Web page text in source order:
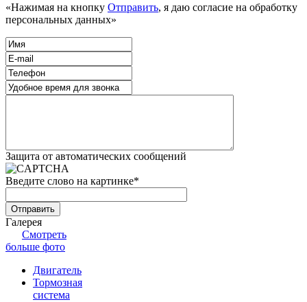
«Нажимая на кнопку Отправить, я даю согласие на обработку
персональных данных»
Защита от автоматических сообщений
Введите слово на картинке*
Галерея
Смотреть
больше фото
Двигатель
Тормозная
система